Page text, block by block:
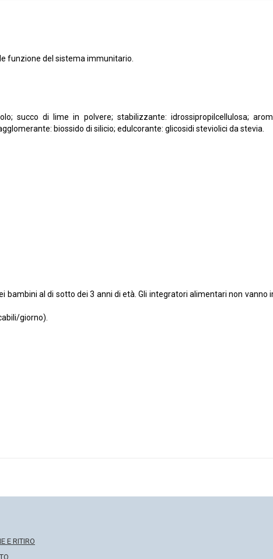
funzione del sistema immunitario.
succo di lime in polvere; stabilizzante: idrossipropilcellulosa;
biossido di silicio; edulcorante: glicosidi steviolici da stevia.
bambini al di sotto dei 3 anni di età. Gli integratori alimentari non
giorno).
E RITIRO